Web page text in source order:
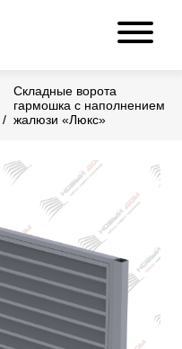
Складные ворота
гармошка с наполнением
жалюзи «Люкс»